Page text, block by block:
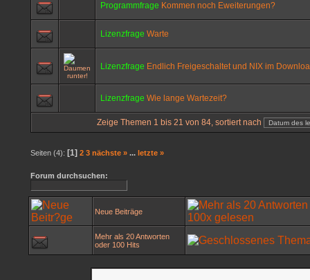
Programmfrage Kommen noch Eweiterungen?
Lizenzfrage Warte
Lizenzfrage Endlich Freigeschaltet und NIX im
Lizenzfrage Wie lange Wartezeit?
Zeige Themen 1 bis 21 von 84, sortiert nach
Seiten (4): [1] 2 3 nächste » ... letzte »
Forum durchsuchen:
Neue Beiträge
Mehr als 20 Antworten
oder 100 Hits